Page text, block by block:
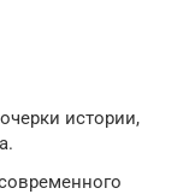
истории,